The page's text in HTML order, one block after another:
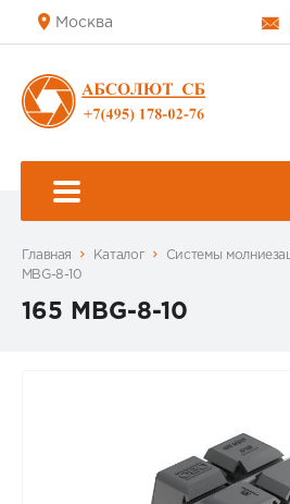
Москва
Главная Каталог Системы
MBG-8-10
165 MBG-8-10